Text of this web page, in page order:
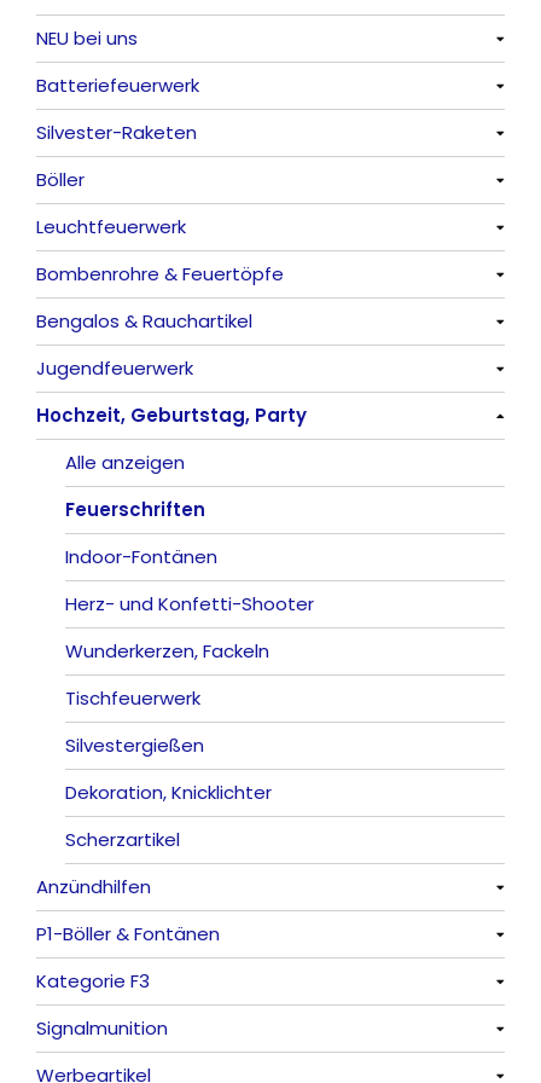
NEU bei uns
Alle anzeigen
Batteriefeuerwerk
Alle anzeigen
Silvester-Raketen
Alle anzeigen
Böller
Alle anzeigen
China-Böller
Knaller / Kanonenschläge
Reibkopfknaller
Frösche, Pfeiffer
Leuchtfeuerwerk
Alle anzeigen
Vulkane
Fontänen
Sonnen
Feuervögel
Römische Lichter
Bombenrohre & Feuertöpfe
Alle anzeigen
Mit Rumms
Bezaubernde Effekte
Bengalos & Rauchartikel
Alle anzeigen
Bengalos
Rauchartikel
Jugendfeuerwerk
Alle anzeigen
Hochzeit, Geburtstag, Party
Alle anzeigen
Feuerschriften
Indoor-Fontänen
Herz- und Konfetti-Shooter
Wunderkerzen, Fackeln
Tischfeuerwerk
Silvestergießen
Dekoration, Knicklichter
Scherzartikel
Anzündhilfen
Alle anzeigen
P1-Böller & Fontänen
Alle anzeigen
Kategorie F3
Alle anzeigen
Signalmunition
Alle anzeigen
Werbeartikel